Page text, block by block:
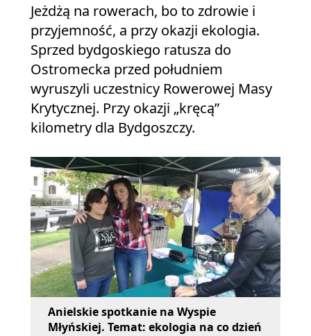
Jeżdżą na rowerach, bo to zdrowie i
przyjemność, a przy okazji ekologia.
Sprzed bydgoskiego ratusza do
Ostromecka przed południem
wyruszyli uczestnicy Rowerowej Masy
Krytycznej. Przy okazji „kręcą”
kilometry dla Bydgoszczy.
Anielskie spotkanie na Wyspie
Młyńskiej. Temat: ekologia na co dzień